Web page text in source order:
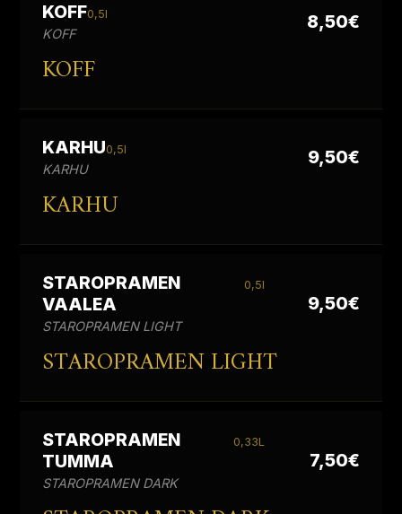
KOFF0,5l
KOFF
KOFF
8,50€
KARHU0,5l
KARHU
KARHU
9,50€
STAROPRAMEN
VAALEA
0,5l
STAROPRAMEN LIGHT
STAROPRAMEN LIGHT
9,50€
STAROPRAMEN
TUMMA
0,33L
STAROPRAMEN DARK
7,50€